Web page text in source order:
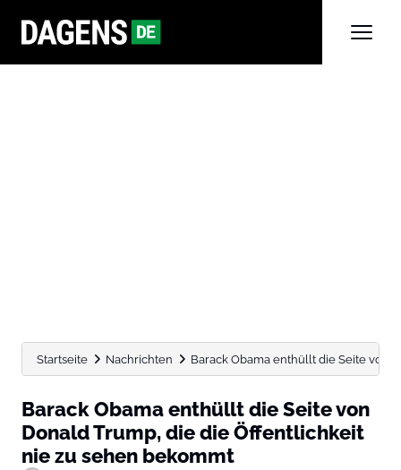
Startseite Nachrichten Barack Obama enthüllt die Seite von
Barack Obama enthüllt die Seite von
Donald Trump, die die Öffentlichkeit
nie zu sehen bekommt